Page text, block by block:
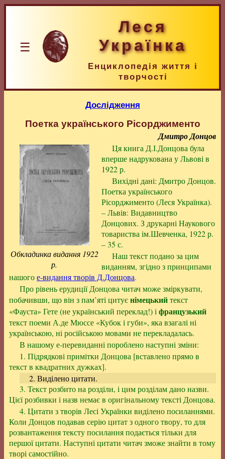
☰
Леся
Українка
Енциклопедія життя і
творчості
Дослідження
Поетка українського Рісорджименто
Дмитро Донцов
Обкладинка видання 1922
р.
Ця книга Д.І.Донцова була
вперше надрукована у Львові в
1922 р.
Вихідні дані: Дмитро Донцов.
Поетка українського
Рісорджименто (Леся Українка).
– Львів: Видавництво
Донцових. З друкарні Наукового
товариства ім.Шевченка, 1922 р.
– 35 с.
Наш текст подано за цим
виданням, згідно з принципами
нашогое-видання творів Д.Донцова.
Про рівень ерудиції Донцова читач може зміркувати,
побачивши, що він з пам’яті цитуєнімецькийтекст
«Фауста» Гете (не український переклад!) і французький
текст поеми А.де Мюссе «Кубок і губи», яка взагалі ні
українською, ні російською мовами не перекладалась.
В нашому е-перевиданні пороблено наступні зміни:
1. Підрядкові примітки Донцова [вставлено прямо в
текст в квадратних дужках].
2. Виділено цитати.
3. Текст розбито на розділи, і цим розділам дано назви.
Цієї розбивки і назв немає в оригінальному тексті Донцова.
4. Цитати з творів Лесі Українки виділено посиланнями.
Коли Донцов подавав серію цитат з одного твору, то для
розвантаження тексту посилання подається тільки для
першої цитати. Наступні цитати читач зможе знайти в тому
творі самостійно.